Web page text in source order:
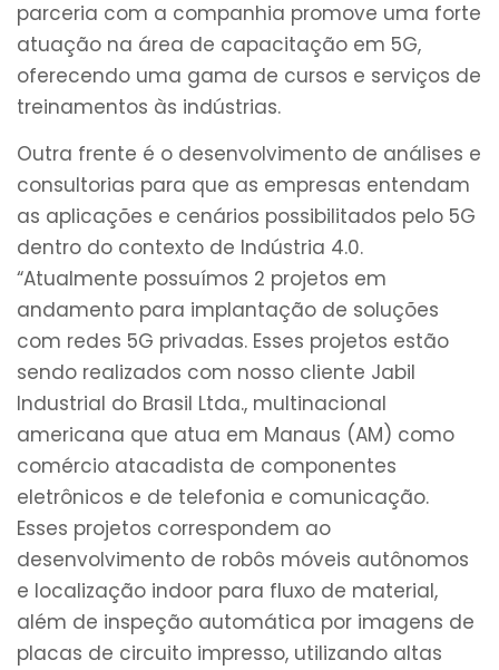
parceria com a companhia promove uma forte
atuação na área de capacitação em 5G,
oferecendo uma gama de cursos e serviços de
treinamentos às indústrias.
Outra frente é o desenvolvimento de análises e
consultorias para que as empresas entendam
as aplicações e cenários possibilitados pelo 5G
dentro do contexto de Indústria 4.0.
“Atualmente possuímos 2 projetos em
andamento para implantação de soluções
com redes 5G privadas. Esses projetos estão
sendo realizados com nosso cliente Jabil
Industrial do Brasil Ltda., multinacional
americana que atua em Manaus (AM) como
comércio atacadista de componentes
eletrônicos e de telefonia e comunicação.
Esses projetos correspondem ao
desenvolvimento de robôs móveis autônomos
e localização indoor para fluxo de material,
além de inspeção automática por imagens de
placas de circuito impresso, utilizando altas